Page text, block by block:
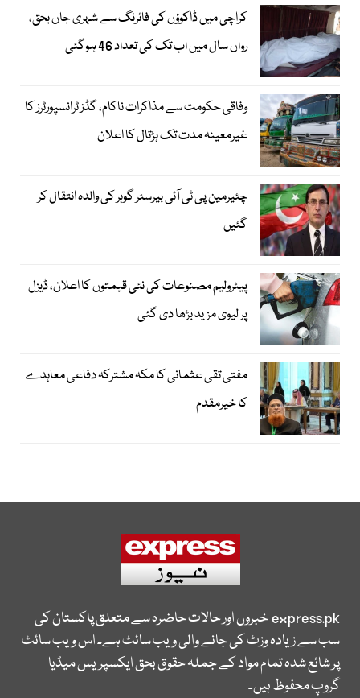
کراچی میں ڈاکوؤں کی فائرنگ سے شہری جاں بحق،
رواں سال میں اب تک کی تعداد 46 ہوگئی
وفاقی حکومت سے مذاکرات ناکام، گڈز ٹرانسپورٹرز کا
غیرمعینہ مدت تک ہڑتال کا اعلان
چئیرمین پی ٹی آئی بیرسٹر گوہر کی والدہ انتقال کر
گئیں
پیٹرولیم مصنوعات کی نئی قیمتوں کا اعلان، ڈیزل
پر لیوی مزید بڑھا دی گئی
مفتی تقی عثمانی کا مکہ مشترکہ دفاعی معاہدے
کا خیرمقدم
express.pkخبروں اور حالات حاضرہ سے متعلق پاکستان کی
سب سے زیادہ وزٹ کی جانے والی ویب سائٹ ہے۔ اس ویب سائٹ
پر شائع شدہ تمام مواد کے جملہ حقوق بحق ایکسپریس میڈیا
گروپ محفوظ ہیں۔